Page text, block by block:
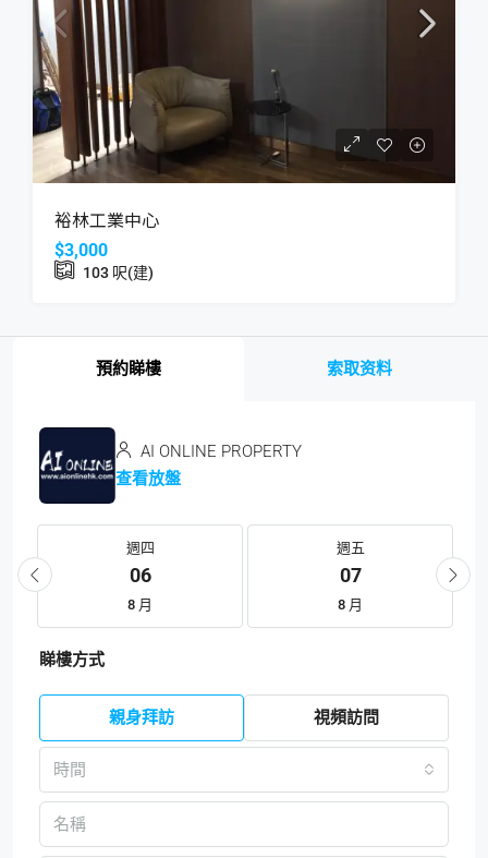
裕林工業中心
$3,000
103 呎(建)
預約睇樓 索取资料
AI ONLINE PROPERTY
查看放盤
週四
06
8 月
週五
07
8 月
睇樓方式
親身拜訪 視頻訪問
時間